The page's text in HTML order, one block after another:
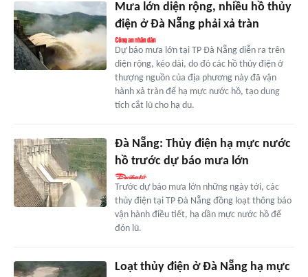
Mưa lớn diện rộng, nhiều hồ thủy
điện ở Đà Nẵng phải xả tràn
Dự báo mưa lớn tại TP Đà Nẵng diễn ra trên
diện rộng, kéo dài, do đó các hồ thủy điện ở
thượng nguồn của địa phương này đã vận
hành xả tràn để hạ mực nước hồ, tạo dung
tích cắt lũ cho hạ du.
Đà Nẵng: Thủy điện hạ mực nước
hồ trước dự báo mưa lớn
Trước dự báo mưa lớn những ngày tới, các
thủy điện tại TP Đà Nẵng đồng loạt thông báo
vận hành điều tiết, hạ dần mực nước hồ để
đón lũ.
Loạt thủy điện ở Đà Nẵng hạ mực